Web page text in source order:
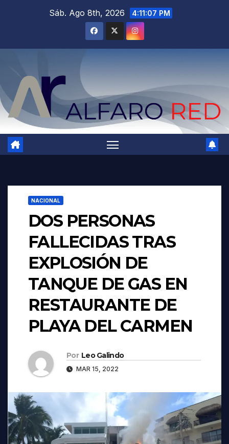
Sáb. Ago 8th, 2026 4:11:08 PM
NACIONAL
DOS PERSONAS
FALLECIDAS TRAS
EXPLOSIÓN DE
TANQUE DE GAS EN
RESTAURANTE DE
PLAYA DEL CARMEN
Por Leo Galindo
MAR 15, 2022